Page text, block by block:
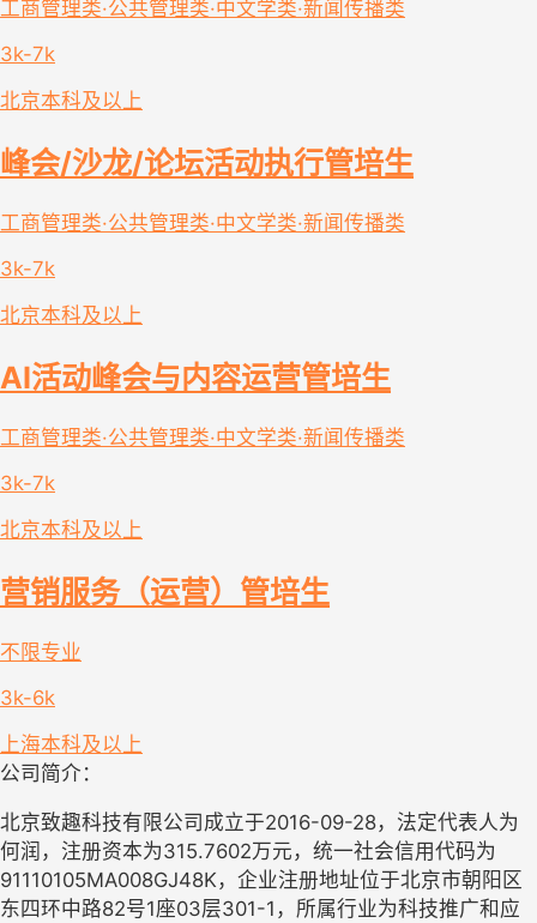
工商管理类·公共管理类·中文学类·新闻传播类
3k-7k
北京本科及以上
峰会/沙龙/论坛活动执行管培生
工商管理类·公共管理类·中文学类·新闻传播类
3k-7k
北京本科及以上
AI活动峰会与内容运营管培生
工商管理类·公共管理类·中文学类·新闻传播类
3k-7k
北京本科及以上
营销服务（运营）管培生
不限专业
3k-6k
上海本科及以上
公司简介：
北京致趣科技有限公司成立于2016-09-28，法定代表人为
何润，注册资本为315.7602万元，统一社会信用代码为
91110105MA008GJ48K，企业注册地址位于北京市朝阳区
东四环中路82号1座03层301-1，所属行业为科技推广和应